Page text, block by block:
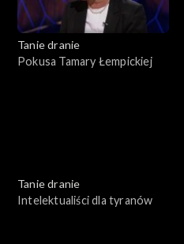
Tanie dranie
Pokusa Tamary Łempickiej
Tanie dranie
Intelektualiści dla tyranów